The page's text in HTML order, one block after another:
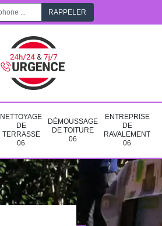
NETTOYAGE
DE
TERRASSE
06
DÉMOUSSAGE
DE TOITURE
06
ENTREPRISE
DE
RAVALEMENT
06